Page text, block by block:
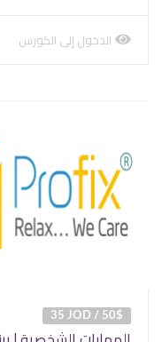
view
course
الدخول إلى الكورس
35 JOD / 50$